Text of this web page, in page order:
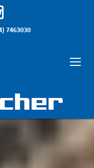
7463030